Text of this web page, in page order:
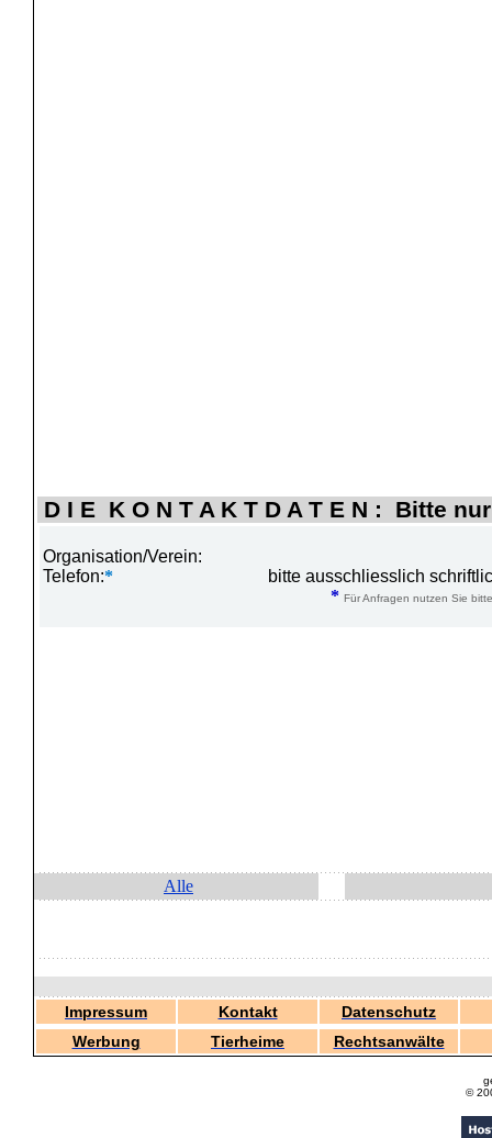
D I E K O N T A K T D A T E N : Bitte
Organisation/Verein:
Telefon:*
bitte ausschliesslich
* Für Anfragen nutzen Sie
Alle
Impressum Kontakt
Datenschutz
Werbung
Tierheime Rechtsanwälte
©